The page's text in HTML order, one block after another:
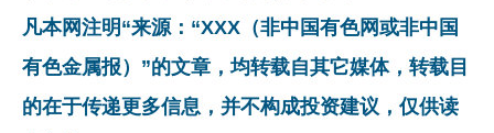
凡本网注明“来源：“XXX（非中国有色网或非中国
有色金属报）”的文章，均转载自其它媒体，转载目
的在于传递更多信息，并不构成投资建议，仅供读